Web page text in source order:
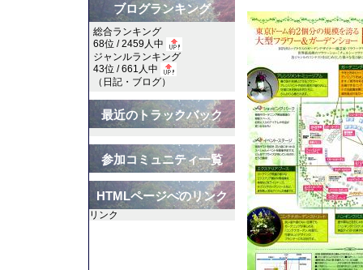
ブログランキング
総合ランキング
68位 / 2459人中
ジャンルランキング
43位 / 661人中
（ 日記・ブログ）
最近のトラックバック
参加コミュニティ一覧
HTMLページへのリンク
リンク